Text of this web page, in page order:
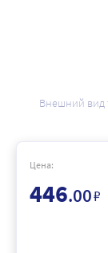
Внешний вид
Цена:
446.00₽